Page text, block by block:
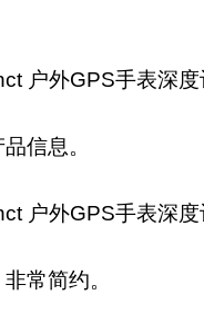
户外GPS手表深
信息。
户外GPS手表深
常简约。